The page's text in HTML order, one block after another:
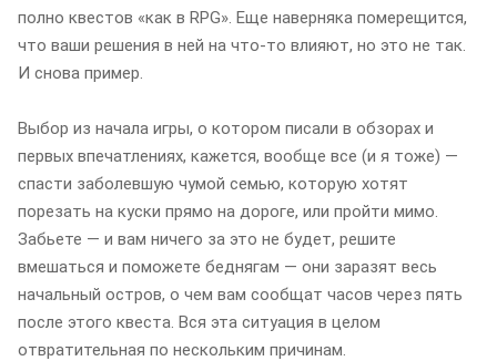
полно квестов «как в RPG». Еще наверняка померещится,
что ваши решения в ней на что-то влияют, но это не так.
И снова пример.
Выбор из начала игры, о котором писали в обзорах и
первых впечатлениях, кажется, вообще все (и я тоже) —
спасти заболевшую чумой семью, которую хотят
порезать на куски прямо на дороге, или пройти мимо.
Забьете — и вам ничего за это не будет, решите
вмешаться и поможете беднягам — они заразят весь
начальный остров, о чем вам сообщат часов через пять
после этого квеста. Вся эта ситуация в целом
отвратительная по нескольким причинам.